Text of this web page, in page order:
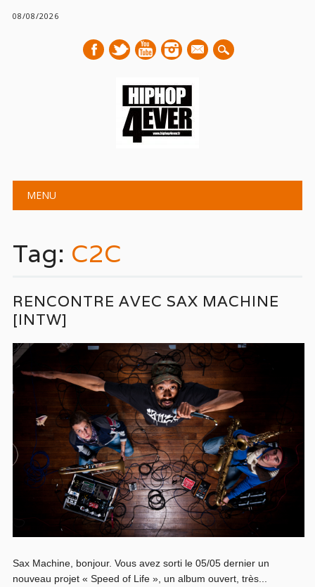
08/08/2026
mail
Main menu
MENU
Tag: C2C
RENCONTRE AVEC SAX MACHINE
[INTW]
Sax Machine, bonjour. Vous avez sorti le 05/05 dernier un
nouveau projet « Speed of Life », un album ouvert, très...